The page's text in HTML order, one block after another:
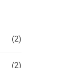
(2)
(2)